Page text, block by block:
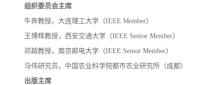
组织委员会主席
牛奔教授，大连理工大学（IEEE Member）
王博辉教授，西安交通大学（IEEE Senior Member）
邓超教授，南京邮电大学（IEEE Senior Member）
马伟研究员，中国农业科学院都市农业研究所（成都）
出版主席